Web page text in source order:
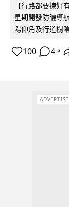
【行路都要揀
星期開發防曬導
陽仰角及行道樹
100 4 ↗